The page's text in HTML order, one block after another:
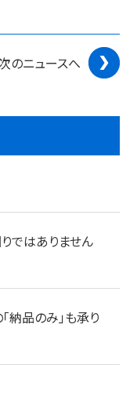
のニュースへ
ではありません
納品のみ」も承り